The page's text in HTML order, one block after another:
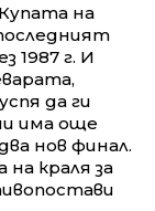
на
1987 г. И
да ги
има още
нов финал.
краля за